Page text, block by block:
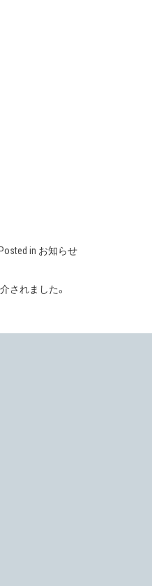
Posted in お知らせ
されました。